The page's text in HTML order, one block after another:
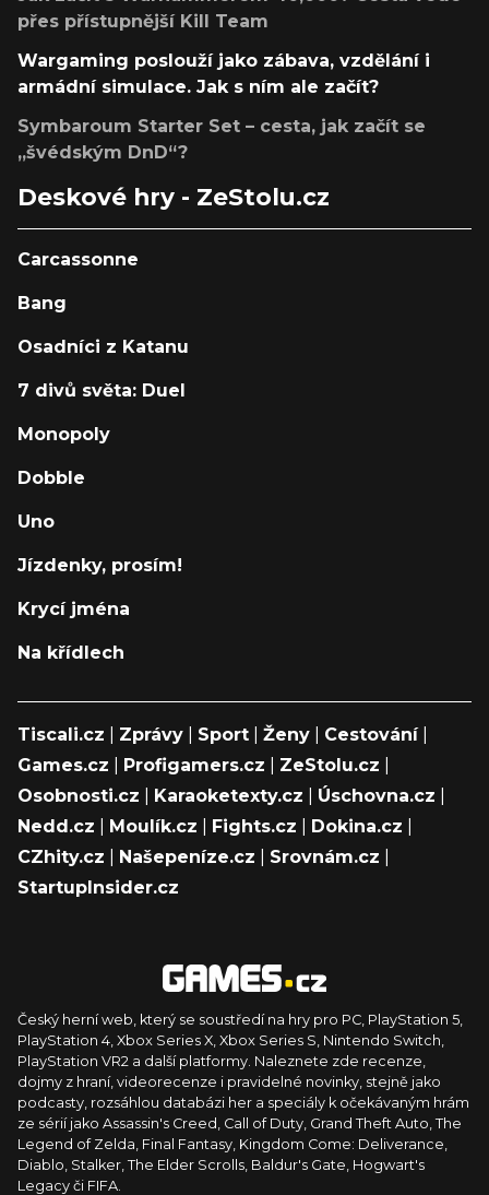
přes přístupnější Kill Team
Wargaming poslouží jako zábava, vzdělání i
armádní simulace. Jak s ním ale začít?
Symbaroum Starter Set – cesta, jak začít se
„švédským DnD“?
Deskové hry - ZeStolu.cz
Carcassonne
Bang
Osadníci z Katanu
7 divů světa: Duel
Monopoly
Dobble
Uno
Jízdenky, prosím!
Krycí jména
Na křídlech
Tiscali.cz Zprávy Sport Ženy Cestování|
Games.cz
Profigamers.cz ZeStolu.cz
Osobnosti.cz
Karaoketexty.cz Úschovna.cz
Nedd.cz
Moulík.cz Fights.cz Dokina.cz
CZhity.cz
Našepeníze.cz Srovnám.cz
StartupInsider.cz
Český herní web, který se soustředí na hry pro PC, PlayStation 5,
PlayStation 4, Xbox Series X, Xbox Series S, Nintendo Switch,
PlayStation VR2 a další platformy. Naleznete zde recenze,
dojmy z hraní, videorecenze i pravidelné novinky, stejně jako
podcasty, rozsáhlou databázi her a speciály k očekávaným hrám
ze sérií jako Assassin's Creed, Call of Duty, Grand Theft Auto, The
Legend of Zelda, Final Fantasy, Kingdom Come: Deliverance,
Diablo, Stalker, The Elder Scrolls, Baldur's Gate, Hogwart's
Legacy či FIFA.